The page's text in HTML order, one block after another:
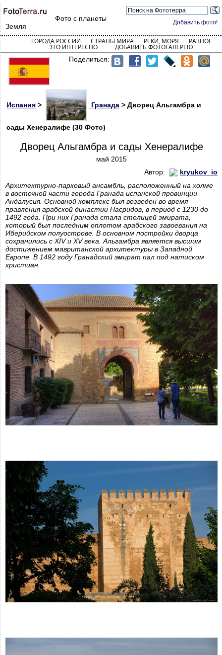
Добавить фото!
Фото с планеты
Земля
ГОРОДА РОССИИ СТРАНЫ МИРА РЕКИ, МОРЯ РАЗНОЕ
ЭТО ИНТЕРЕСНО ДОБАВИТЬ ФОТОГАЛЕРЕЮ!
Поделиться:
Испания > Гранада > Дворец Альгамбра и
сады Хенералифе (30 Фото)
Дворец Альгамбра и сады Хенералифе
май 2015
Автор:
kryukov_io
Архитектурно-парковый ансамбль, расположенный на холме
в восточной части города Гранада испанской провинции
Андалусия. Основной комплекс был возведен во время
правления арабской династии Насридов, в период с 1230 до
1492 года. При них Гранада стала столицей эмирата,
который был последним оплотом арабского завоевания на
Иберийском полуострове. В основном постройки дворца
сохранились с XIV и XV века. Альгамбра является высшим
достижением мавританской архитектуры в Западной
Европе. В 1492 году Гранадский эмират пал под натиском
христиан.